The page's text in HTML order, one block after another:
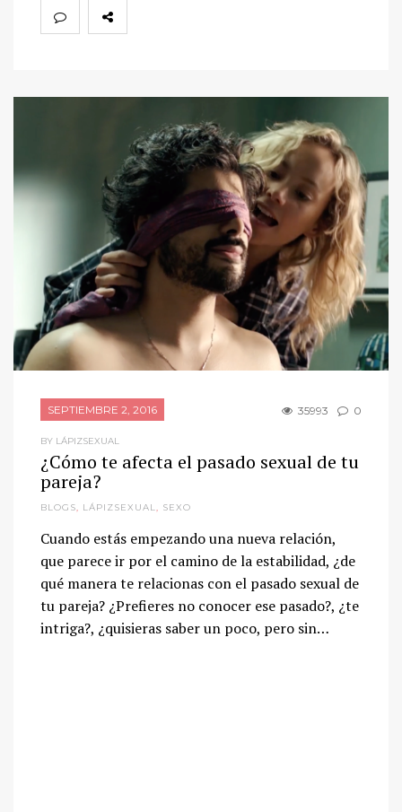
SEPTIEMBRE 2, 2016 35993 0
BY LÁPIZSEXUAL
¿Cómo te afecta el pasado sexual de tu
pareja?
BLOGS, LÁPIZSEXUAL, SEXO
Cuando estás empezando una nueva relación,
que parece ir por el camino de la estabilidad, ¿de
qué manera te relacionas con el pasado sexual de
tu pareja? ¿Prefieres no conocer ese pasado?, ¿te
intriga?, ¿quisieras saber un poco, pero sin…